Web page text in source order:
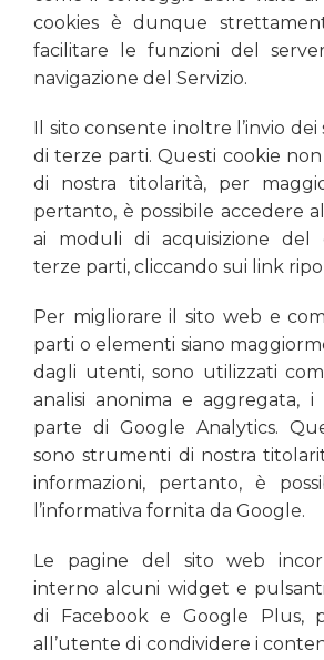
cookies è dunque
facilitare le funzioni del
navigazione del Servizio.
Il sito consente inoltre l’invio
di terze parti. Questi cookie
di nostra titolarità, per
pertanto, è possibile accedere
ai moduli di acquisizione del
terze parti, cliccando sui link
Per migliorare il sito web e
parti o elementi siano
dagli utenti, sono utilizzati
analisi anonima e aggregata,
parte di Google Analytics.
sono strumenti di nostra
informazioni, pertanto, è
l’informativa fornita da Google.
Le pagine del sito web
interno alcuni widget e
di Facebook e Google Plus,
all’utente di condividere i